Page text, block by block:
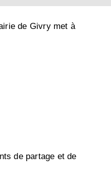
de Givry met à
de partage et de